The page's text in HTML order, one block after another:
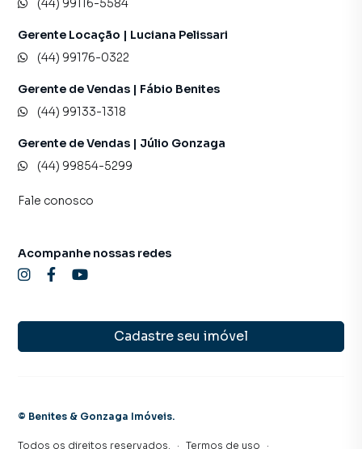
(44) 99116-5584
Gerente Locação | Luciana Pelissari
(44) 99176-0322
Gerente de Vendas | Fábio Benites
(44) 99133-1318
Gerente de Vendas | Júlio Gonzaga
(44) 99854-5299
Fale conosco
Cadastre seu imóvel
Acompanhe nossas redes
© Benites & Gonzaga Imóveis.
Todos os direitos reservados. · Termos de uso ·